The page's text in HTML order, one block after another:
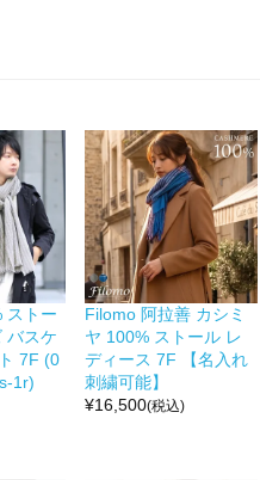
ストー
バスケ
7F (0
1r)
Filomo 阿拉善 カシミ
ヤ 100% ストール レ
ディース 7F 【名入れ
刺繍可能】
¥16,500(税込)